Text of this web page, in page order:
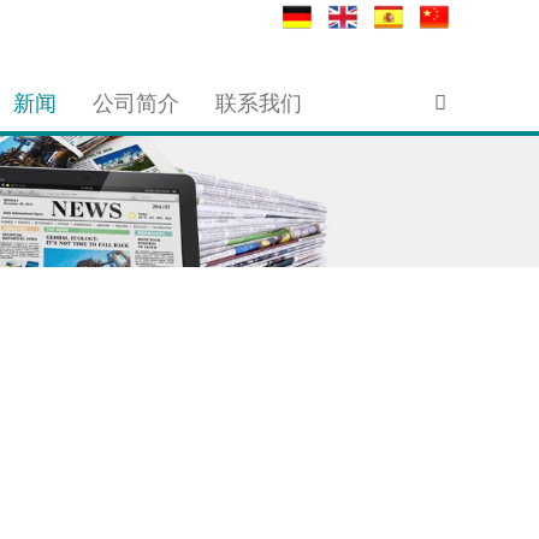
新闻 公司简介 联系我们